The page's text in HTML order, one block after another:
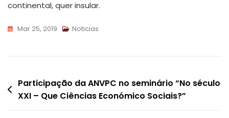
continental, quer insular.
Mar 25, 2019 Noticias
Navegação
de
Participação da ANVPC no seminário “No século
XXI – Que Ciências Económico Sociais?”